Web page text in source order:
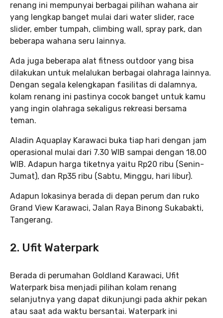
renang ini mempunyai berbagai pilihan wahana air
yang lengkap banget mulai dari water slider, race
slider, ember tumpah, climbing wall, spray park, dan
beberapa wahana seru lainnya.
Ada juga beberapa alat fitness outdoor yang bisa
dilakukan untuk melalukan berbagai olahraga lainnya.
Dengan segala kelengkapan fasilitas di dalamnya,
kolam renang ini pastinya cocok banget untuk kamu
yang ingin olahraga sekaligus rekreasi bersama
teman.
Aladin Aquaplay Karawaci buka tiap hari dengan jam
operasional mulai dari 7.30 WIB sampai dengan 18.00
WIB. Adapun harga tiketnya yaitu Rp20 ribu (Senin-
Jumat), dan Rp35 ribu (Sabtu, Minggu, hari libur).
Adapun lokasinya berada di depan perum dan ruko
Grand View Karawaci, Jalan Raya Binong Sukabakti,
Tangerang.
2. Ufit Waterpark
Berada di perumahan Goldland Karawaci, Ufit
Waterpark bisa menjadi pilihan kolam renang
selanjutnya yang dapat dikunjungi pada akhir pekan
atau saat ada waktu bersantai. Waterpark ini